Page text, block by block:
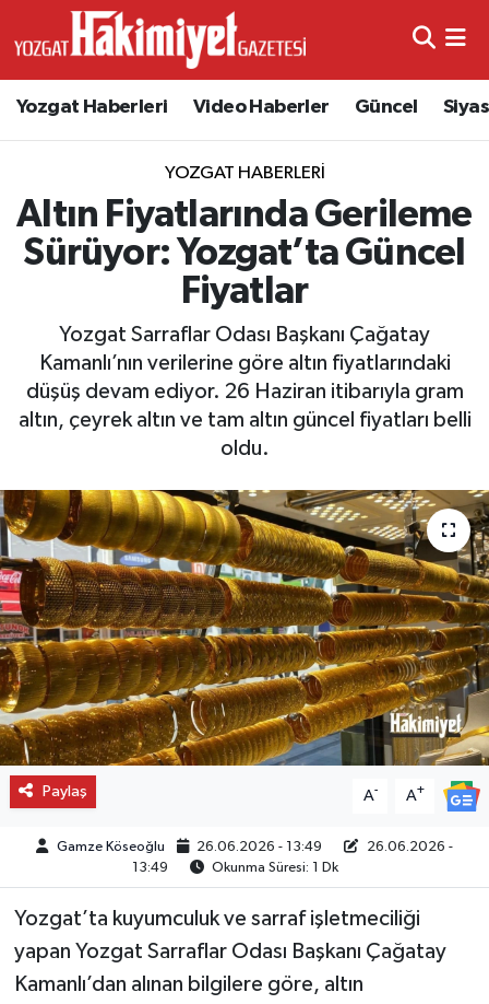
Yozgat Haberleri Video Haberler Güncel
YOZGAT HABERLERI
Altın Fiyatlarında Gerileme
Sürüyor: Yozgat’ta Güncel
Fiyatlar
Yozgat Sarraflar Odası Başkanı Çağatay
Kamanlı’nın verilerine göre altın fiyatlarındaki
düşüş devam ediyor. 26 Haziran itibarıyla gram
altın, çeyrek altın ve tam altın güncel fiyatları belli
oldu.
Paylaş A- A+
Gamze Köseoğlu 26.06.2026 - 13:49
26.06.2026 -
13:49
Okunma Süresi: 1 Dk
Yozgat’ta kuyumculuk ve sarraf işletmeciliği
yapan Yozgat Sarraflar Odası Başkanı Çağatay
Kamanlı’dan alınan bilgilere göre, altın